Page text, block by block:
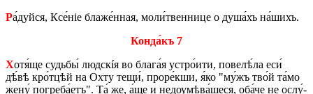
Ра́дуй­ся, Ксе́ніе бла­же́н­ная, мо­ли́­твен­ни­це о ду­ша́хъ на́­шихъ.
Кон­да́къ 7
Хотя́ще судь­бы́ людскíя во бла­га́я устро́­и­ти, по­ве­лѣ́­ла еси́
дѣ́вѣ кро́т­цѣй на Охту тещи́, про­ре́к­ши, я́ко "му́жъ тво́й та́мо
жену́ по­гре­ба́­етъ". Та́ же, а́ще и не­доу­мѣ­ва́­ше­ся, оба́­че не ослу́­